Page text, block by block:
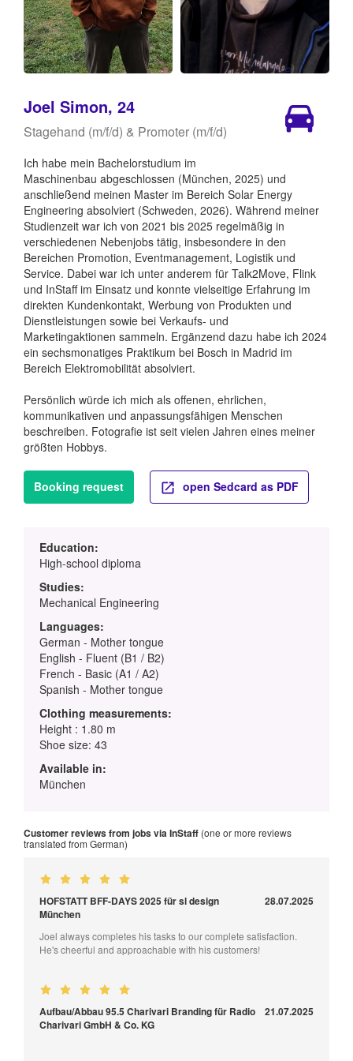
Joel Simon, 24
Stagehand (m/f/d) & Promoter (m/f/d)
Ich habe mein Bachelorstudium im
Maschinenbau abgeschlossen (München, 2025) und
anschließend meinen Master im Bereich Solar Energy
Engineering absolviert (Schweden, 2026). Während meiner
Studienzeit war ich von 2021 bis 2025 regelmäßig in
verschiedenen Nebenjobs tätig, insbesondere in den
Bereichen Promotion, Eventmanagement, Logistik und
Service. Dabei war ich unter anderem für Talk2Move, Flink
und InStaff im Einsatz und konnte vielseitige Erfahrung im
direkten Kundenkontakt, Werbung von Produkten und
Dienstleistungen sowie bei Verkaufs- und
Marketingaktionen sammeln. Ergänzend dazu habe ich 2024
ein sechsmonatiges Praktikum bei Bosch in Madrid im
Bereich Elektromobilität absolviert.
Persönlich würde ich mich als offenen, ehrlichen,
kommunikativen und anpassungsfähigen Menschen
beschreiben. Fotografie ist seit vielen Jahren eines meiner
größten Hobbys.
Booking request open Sedcard as PDF
Education:
High-school diploma
Studies:
Mechanical Engineering
Languages:
German - Mother tongue
English - Fluent (B1 / B2)
French - Basic (A1 / A2)
Spanish - Mother tongue
Clothing measurements:
Height : 1.80 m
Shoe size: 43
Available in:
München
Customer reviews from jobs via InStaff (one or more reviews
translated from German)
HOFSTATT BFF-DAYS 2025 für sl design
München
28.07.2025
Joel always completes his tasks to our complete satisfaction.
He's cheerful and approachable with his customers!
Aufbau/Abbau 95.5 Charivari Branding für Radio
Charivari GmbH & Co. KG
21.07.2025